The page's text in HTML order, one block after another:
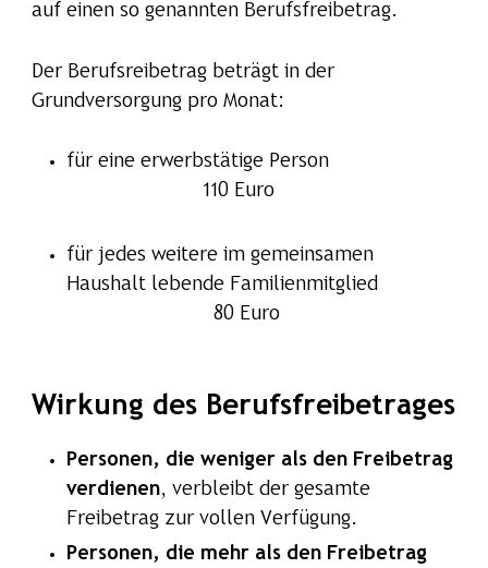
auf einen so genannten Berufsfreibetrag.
Der Berufsreibetrag beträgt in der
Grundversorgung pro Monat:
für eine erwerbstätige Person
110 Euro
für jedes weitere im gemeinsamen
Haushalt lebende Familienmitglied
80 Euro
Wirkung des Berufsfreibetrages
Personen, die weniger als den Freibetrag
verdienen, verbleibt der gesamte
Freibetrag zur vollen Verfügung.
Personen, die mehr als den Freibetrag